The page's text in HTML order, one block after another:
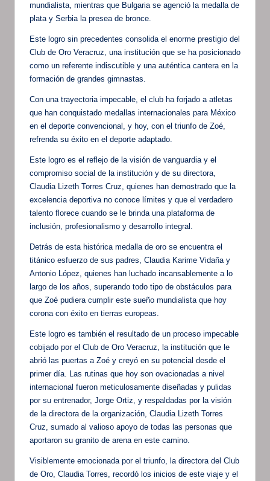
mundialista, mientras que Bulgaria se agenció la medalla de
plata y Serbia la presea de bronce.
Este logro sin precedentes consolida el enorme prestigio del
Club de Oro Veracruz, una institución que se ha posicionado
como un referente indiscutible y una auténtica cantera en la
formación de grandes gimnastas.
Con una trayectoria impecable, el club ha forjado a atletas
que han conquistado medallas internacionales para México
en el deporte convencional, y hoy, con el triunfo de Zoé,
refrenda su éxito en el deporte adaptado.
Este logro es el reflejo de la visión de vanguardia y el
compromiso social de la institución y de su directora,
Claudia Lizeth Torres Cruz, quienes han demostrado que la
excelencia deportiva no conoce límites y que el verdadero
talento florece cuando se le brinda una plataforma de
inclusión, profesionalismo y desarrollo integral.
Detrás de esta histórica medalla de oro se encuentra el
titánico esfuerzo de sus padres, Claudia Karime Vidaña y
Antonio López, quienes han luchado incansablemente a lo
largo de los años, superando todo tipo de obstáculos para
que Zoé pudiera cumplir este sueño mundialista que hoy
corona con éxito en tierras europeas.
Este logro es también el resultado de un proceso impecable
cobijado por el Club de Oro Veracruz, la institución que le
abrió las puertas a Zoé y creyó en su potencial desde el
primer día. Las rutinas que hoy son ovacionadas a nivel
internacional fueron meticulosamente diseñadas y pulidas
por su entrenador, Jorge Ortiz, y respaldadas por la visión
de la directora de la organización, Claudia Lizeth Torres
Cruz, sumado al valioso apoyo de todas las personas que
aportaron su granito de arena en este camino.
Visiblemente emocionada por el triunfo, la directora del Club
de Oro, Claudia Torres, recordó los inicios de este viaje y el